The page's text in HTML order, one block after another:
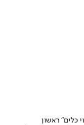
כלים" ראשון